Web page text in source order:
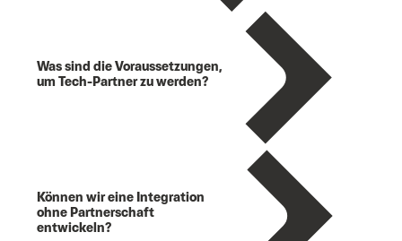
Was sind die Voraussetzungen,
um Tech-Partner zu werden?
Können wir eine Integration
ohne Partnerschaft
entwickeln?